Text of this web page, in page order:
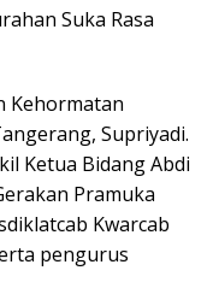
Suka Rasa
Kehormatan
Supriyadi.
Ketua Bidang Abdi
Pramuka
Kwarcab
pengurus